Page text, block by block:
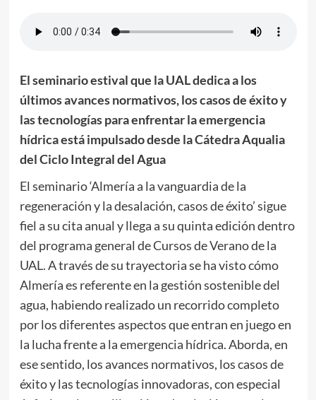
El seminario estival que la UAL dedica a los
últimos avances normativos, los casos de éxito y
las tecnologías para enfrentar la emergencia
hídrica está impulsado desde la Cátedra Aqualia
del Ciclo Integral del Agua
El seminario ‘Almería a la vanguardia de la
regeneración y la desalación, casos de éxito’ sigue
fiel a su cita anual y llega a su quinta edición dentro
del programa general de Cursos de Verano de la
UAL. A través de su trayectoria se ha visto cómo
Almería es referente en la gestión sostenible del
agua, habiendo realizado un recorrido completo
por los diferentes aspectos que entran en juego en
la lucha frente a la emergencia hídrica. Aborda, en
ese sentido, los avances normativos, los casos de
éxito y las tecnologías innovadoras, con especial